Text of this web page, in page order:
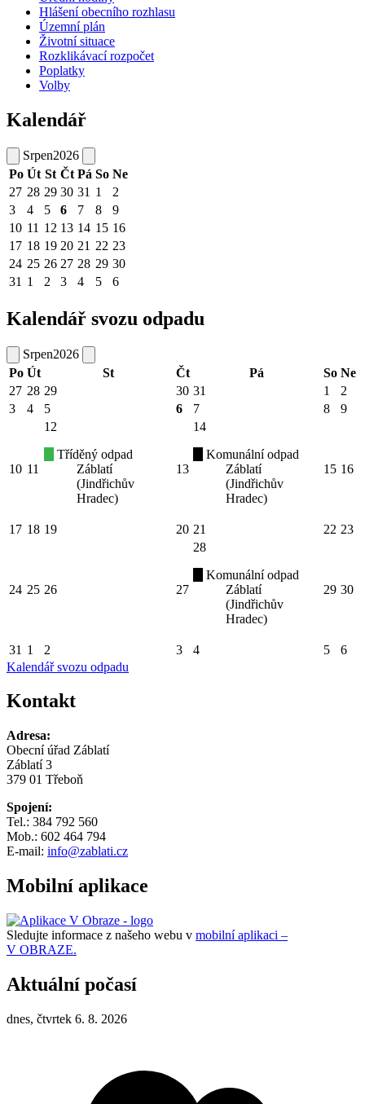
Hlášení obecního rozhlasu
Územní plán
Životní situace
Rozklikávací rozpočet
Poplatky
Volby
Kalendář
Srpen2026
Po Út St Čt Pá So Ne
27 28 29 30 31 1
2
3
4 5 6 7 8
9
10 11 12 13 14 15 16
17 18 19 20 21 22 23
24 25 26 27 28 29 30
31 1 2 3 4 5 6
Kalendář svozu odpadu
Srpen2026
Po Út St Čt Pá So Ne
27 28 29 30 31 1
2
3
4 5 6 7 8 9
10 11
12
Tříděný odpad
Záblatí
(Jindřichův
Hradec)
13
14
Komunální odpad
Záblatí
(Jindřichův
Hradec)
15 16
17 18 19 20 21 22 23
24 25 26 27
28
Komunální odpad
Záblatí
(Jindřichův
Hradec)
29 30
31 1 2 3 4 5
6
Kalendář svozu odpadu
Kontakt
Adresa:
Obecní úřad Záblatí
Záblatí 3
379 01 Třeboň
Spojení:
Tel.: 384 792 560
Mob.: 602 464 794
E-mail: info@zablati.cz
Mobilní aplikace
Sledujte informace z našeho webu v mobilní aplikaci –
V OBRAZE.
Aktuální počasí
dnes, čtvrtek 6. 8. 2026